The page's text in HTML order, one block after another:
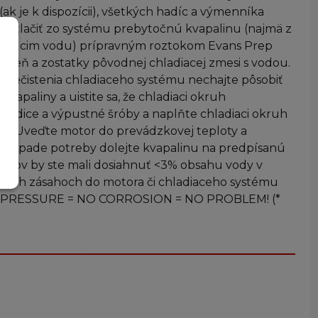
je k dispozícii), všetkých hadíc a výmenníka
zo systému prebytočnú kvapalinu (najmä z
vodu) prípravným roztokom Evans Prep
a zostatky pôvodnej chladiacej zmesi s vodou.
chladiaceho systému nechajte pôsobiť
a uistite sa, že chladiaci okruh
a výpustné šróby a naplňte chladiaci okruh
Uveďte motor do prevádzkovej teploty a
prípade potreby dolejte kvapalinu na predpísanú
by ste mali dosiahnuť <3% obsahu vody v
zásahoch do motora či chladiaceho systému
= NO CORROSION = NO PROBLEM! (*